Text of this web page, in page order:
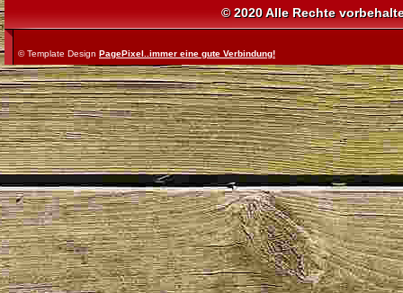
© 2020 Alle Rechte
© Template Design PagePixel..immer eine gute Verbindung!